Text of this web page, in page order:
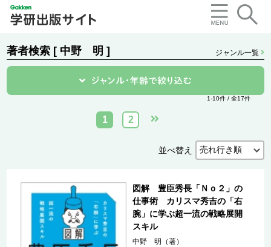
著者検索 [ 中野 明 ] ジャンル一覧
1-10件 / 全17件
1 2
並べ替え
図解 豊臣秀長「Ｎｏ２」の
仕事術 カリスマ秀吉の「右
腕」に学ぶ超一流の戦略展開
スキル
中野 明（著）